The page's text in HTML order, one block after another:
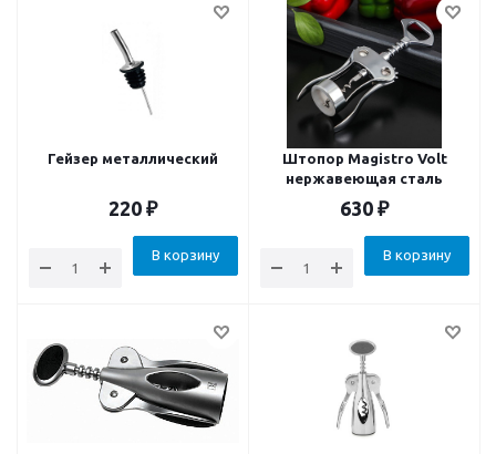
Гейзер металлический
220 ₽
В корзину
Штопор Magistro Volt
нержавеющая сталь
630 ₽
В корзину